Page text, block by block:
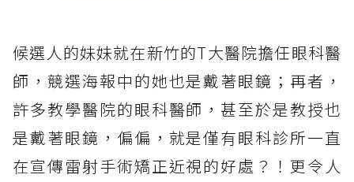
候選人的妹妹就在新竹的T大醫院擔任眼科醫
師，競選海報中的她也是戴著眼鏡；再者，
許多教學醫院的眼科醫師，甚至於是教授也
是戴著眼鏡，偏偏，就是僅有眼科診所一直
在宣傳雷射手術矯正近視的好處？！更令人